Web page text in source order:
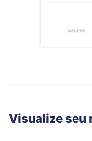
Visualize seu